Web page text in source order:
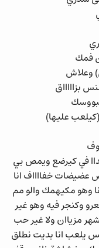
فمك
وعلاش
بزاااااق
عليها)
في كيرضع ويمص بي
خفااااف انا
وهو مكيهمك والو مم
وكنجر فيه وهو غير
مزياان ولا غير حب
يلعب انا بديت نطلق